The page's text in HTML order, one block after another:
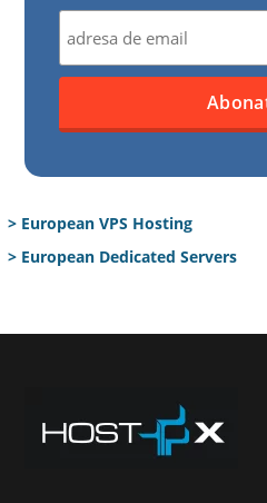
> European VPS Hosting
> European Dedicated Servers